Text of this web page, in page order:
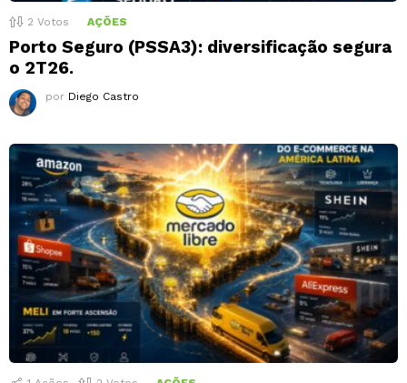
2 Votos AÇÕES
Porto Seguro (PSSA3): diversificação segura
o 2T26.
por Diego Castro